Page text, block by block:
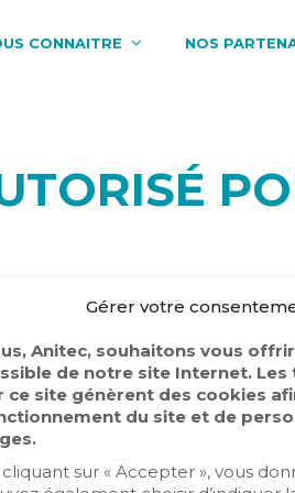
Gérer votre
Anitec, souhaitons vous
de notre site Internet.
ce site génèrent des cookies
du site et de
cliquant sur « Accepter », vous
CONNAITRE NOS
à ce contenu.
Anitec